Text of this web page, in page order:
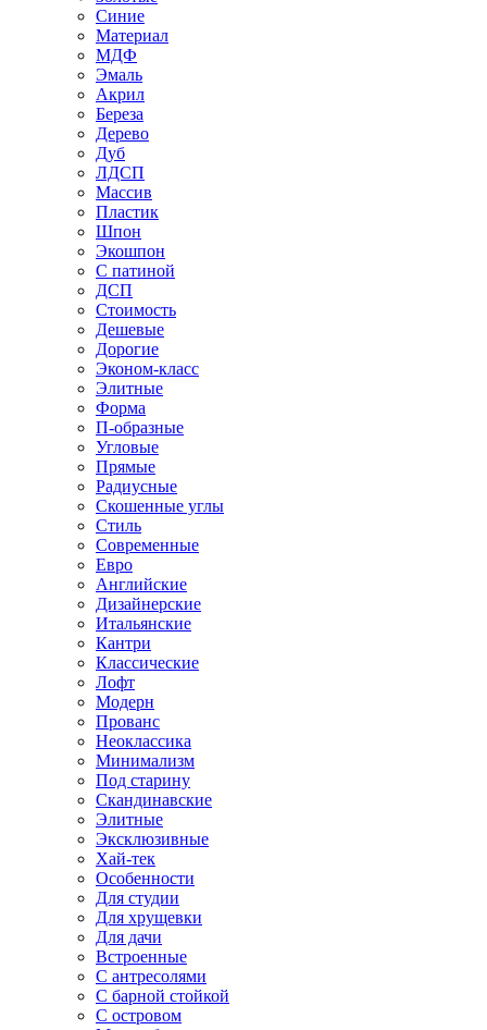
Синие
Материал
МДФ
Эмаль
Акрил
Береза
Дерево
Дуб
ЛДСП
Массив
Пластик
Шпон
Экошпон
С патиной
ДСП
Стоимость
Дешевые
Дорогие
Эконом-класс
Элитные
Форма
П-образные
Угловые
Прямые
Радиусные
Скошенные углы
Стиль
Современные
Евро
Английские
Дизайнерские
Итальянские
Кантри
Классические
Лофт
Модерн
Прованс
Неоклассика
Минимализм
Под старину
Скандинавские
Элитные
Эксклюзивные
Хай-тек
Особенности
Для студии
Для хрущевки
Для дачи
Встроенные
С антресолями
С барной стойкой
С островом